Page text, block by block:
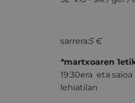
sarrera:5 €
*martxoaren
19:30era eta
lehiatilan